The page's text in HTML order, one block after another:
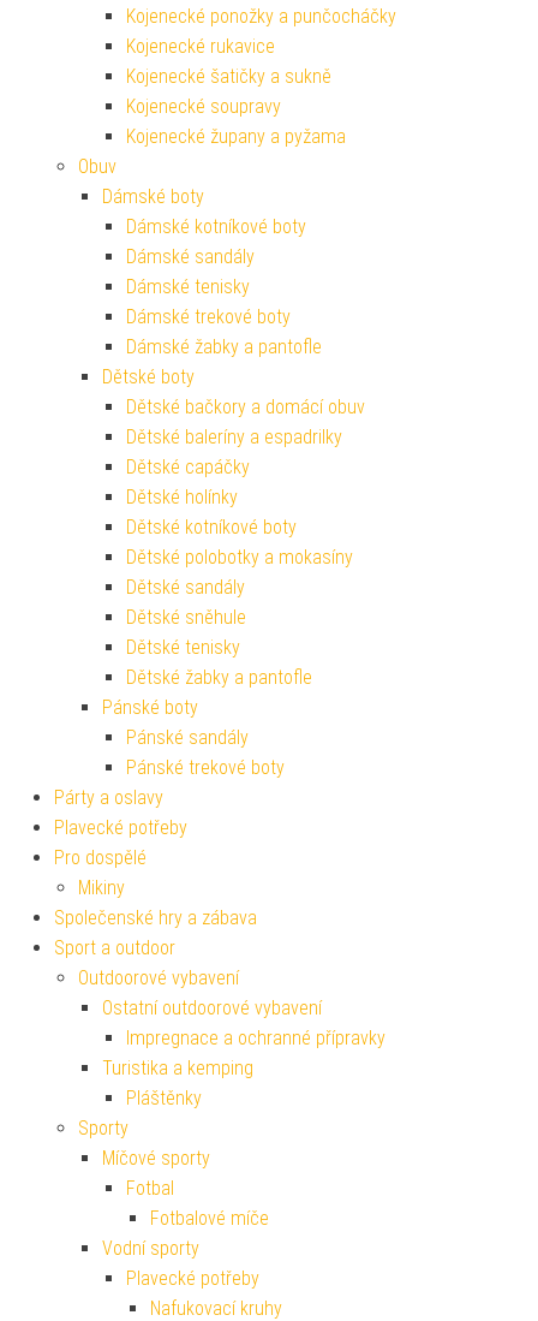
Kojenecké ponožky a punčocháčky
Kojenecké rukavice
Kojenecké šatičky a sukně
Kojenecké soupravy
Kojenecké župany a pyžama
Obuv
Dámské boty
Dámské kotníkové boty
Dámské sandály
Dámské tenisky
Dámské trekové boty
Dámské žabky a pantofle
Dětské boty
Dětské bačkory a domácí obuv
Dětské baleríny a espadrilky
Dětské capáčky
Dětské holínky
Dětské kotníkové boty
Dětské polobotky a mokasíny
Dětské sandály
Dětské sněhule
Dětské tenisky
Dětské žabky a pantofle
Pánské boty
Pánské sandály
Pánské trekové boty
Párty a oslavy
Plavecké potřeby
Pro dospělé
Mikiny
Společenské hry a zábava
Sport a outdoor
Outdoorové vybavení
Ostatní outdoorové vybavení
Impregnace a ochranné přípravky
Turistika a kemping
Pláštěnky
Sporty
Míčové sporty
Fotbal
Fotbalové míče
Vodní sporty
Plavecké potřeby
Nafukovací kruhy